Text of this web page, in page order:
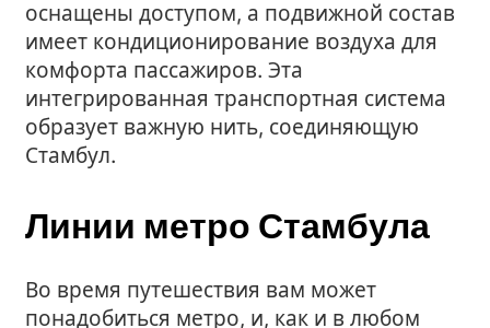
оснащены доступом, а подвижной состав
имеет кондиционирование воздуха для
комфорта пассажиров. Эта
интегрированная транспортная система
образует важную нить, соединяющую
Стамбул.
Линии метро Стамбула
Во время путешествия вам может
понадобиться метро, и, как и в любом